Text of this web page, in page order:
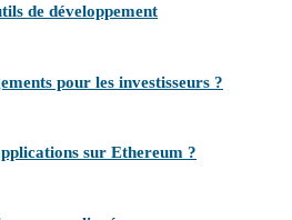
de développement
pour les investisseurs ?
sur Ethereum ?